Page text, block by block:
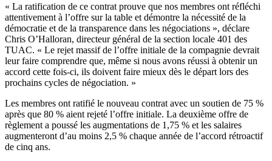
« La ratification de ce contrat prouve que nos membres ont réfléchi
attentivement à l’offre sur la table et démontre la nécessité de la
démocratie et de la transparence dans les négociations », déclare
Chris O’Halloran, directeur général de la section locale 401 des
TUAC. « Le rejet massif de l’offre initiale de la compagnie devrait
leur faire comprendre que, même si nous avons réussi à obtenir un
accord cette fois-ci, ils doivent faire mieux dès le départ lors des
prochains cycles de négociation. »
Les membres ont ratifié le nouveau contrat avec un soutien de 75 %
après que 80 % aient rejeté l’offre initiale. La deuxième offre de
règlement a poussé les augmentations de 1,75 % et les salaires
augmenteront d’au moins 2,5 % chaque année de l’accord rétroactif
de cinq ans.